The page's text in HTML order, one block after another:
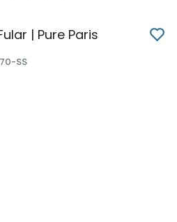
| Pure Paris
SS